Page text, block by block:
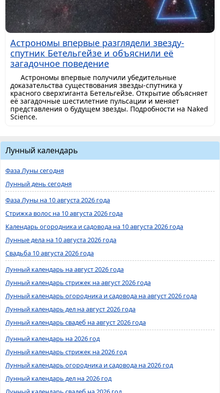
Астрономы впервые разглядели звезду-
спутник Бетельгейзе и объяснили её
загадочное поведение
Астрономы впервые получили убедительные
доказательства существования звезды-спутника у
красного сверхгиганта Бетельгейзе. Открытие объясняет
её загадочные шестилетние пульсации и меняет
представления о будущем звезды. Подробности на Naked
Science.
Лунный календарь
Фаза Луны сегодня
Лунный день сегодня
Фаза Луны на 10 августа 2026 года
Стрижка волос на 10 августа 2026 года
Календарь огородника и садовода на 10 августа 2026 года
Лунные дела на 10 августа 2026 года
Свадьба 10 августа 2026 года
Лунный календарь на август 2026 года
Лунный календарь стрижек на август 2026 года
Лунный календарь огородника и садовода на август 2026 года
Лунный календарь дел на август 2026 года
Лунный календарь свадеб на август 2026 года
Лунный календарь на 2026 год
Лунный календарь стрижек на 2026 год
Лунный календарь огородника и садовода на 2026 год
Лунный календарь дел на 2026 год